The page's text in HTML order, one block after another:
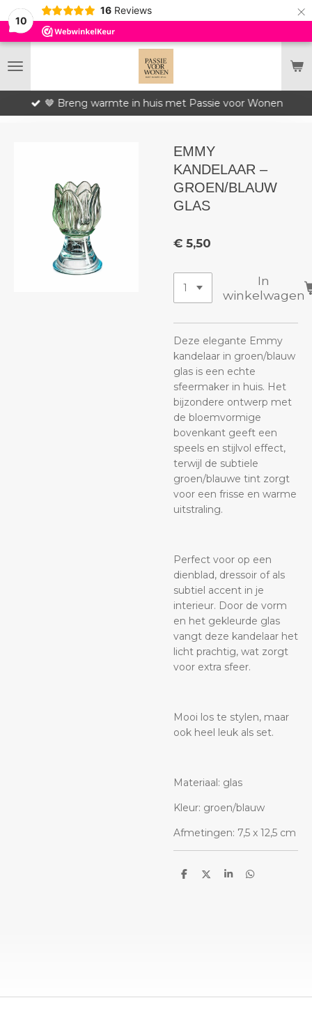
10
16 Reviews ×
🤎 Breng warmte in huis met Passie voor Wonen
EMMY
KANDELAAR –
GROEN/BLAUW
GLAS
€ 5,50
In
winkelwagen
Deze elegante Emmy
kandelaar in groen/blauw
glas is een echte
sfeermaker in huis. Het
bijzondere ontwerp met
de bloemvormige
bovenkant geeft een
speels en stijlvol effect,
terwijl de subtiele
groen/blauwe tint zorgt
voor een frisse en warme
uitstraling.
Perfect voor op een
dienblad, dressoir of als
subtiel accent in je
interieur. Door de vorm
en het gekleurde glas
vangt deze kandelaar het
licht prachtig, wat zorgt
voor extra sfeer.
Mooi los te stylen, maar
ook heel leuk als set.
Materiaal: glas
Kleur: groen/blauw
Afmetingen: 7,5 x 12,5 cm
D
D
S
D